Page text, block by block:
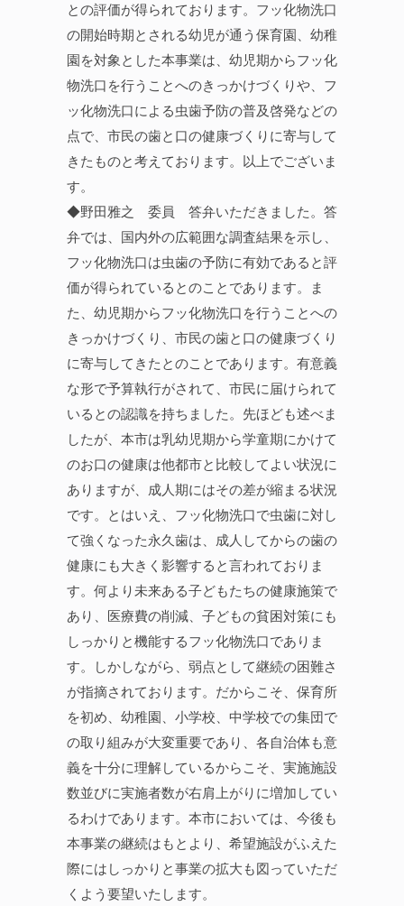
との評価が得られております。フッ化物洗口
の開始時期とされる幼児が通う保育園、幼稚
園を対象とした本事業は、幼児期からフッ化
物洗口を行うことへのきっかけづくりや、フ
ッ化物洗口による虫歯予防の普及啓発などの
点で、市民の歯と口の健康づくりに寄与して
きたものと考えております。以上でございま
す。
◆野田雅之 委員 答弁いただきました。答
弁では、国内外の広範囲な調査結果を示し、
フッ化物洗口は虫歯の予防に有効であると評
価が得られているとのことであります。ま
た、幼児期からフッ化物洗口を行うことへの
きっかけづくり、市民の歯と口の健康づくり
に寄与してきたとのことであります。有意義
な形で予算執行がされて、市民に届けられて
いるとの認識を持ちました。先ほども述べま
したが、本市は乳幼児期から学童期にかけて
のお口の健康は他都市と比較してよい状況に
ありますが、成人期にはその差が縮まる状況
です。とはいえ、フッ化物洗口で虫歯に対し
て強くなった永久歯は、成人してからの歯の
健康にも大きく影響すると言われておりま
す。何より未来ある子どもたちの健康施策で
あり、医療費の削減、子どもの貧困対策にも
しっかりと機能するフッ化物洗口でありま
す。しかしながら、弱点として継続の困難さ
が指摘されております。だからこそ、保育所
を初め、幼稚園、小学校、中学校での集団で
の取り組みが大変重要であり、各自治体も意
義を十分に理解しているからこそ、実施施設
数並びに実施者数が右肩上がりに増加してい
るわけであります。本市においては、今後も
本事業の継続はもとより、希望施設がふえた
際にはしっかりと事業の拡大も図っていただ
くよう要望いたします。